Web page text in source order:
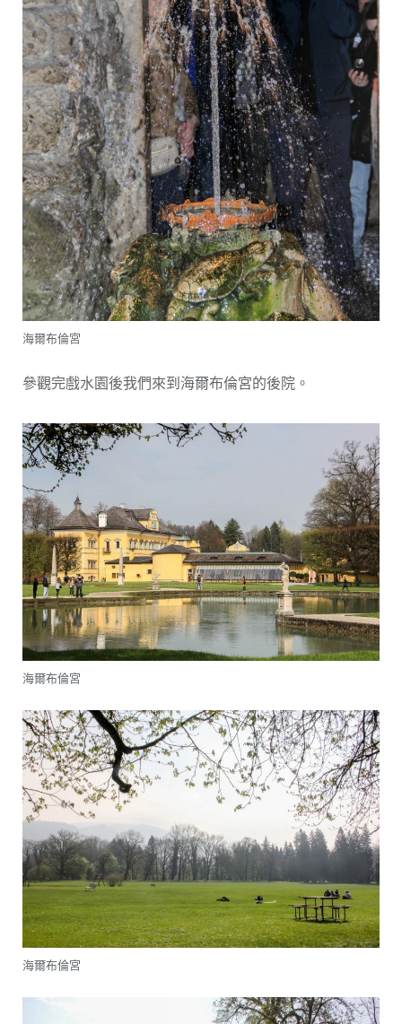
海爾布倫宮
參觀完戲水園後我們來到海爾布倫宮的後院。
海爾布倫宮
海爾布倫宮